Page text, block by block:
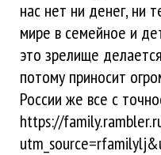
нас нет ни денег, ни
мире в семейное и
это зрелище
потому приносит
России же все с
https://